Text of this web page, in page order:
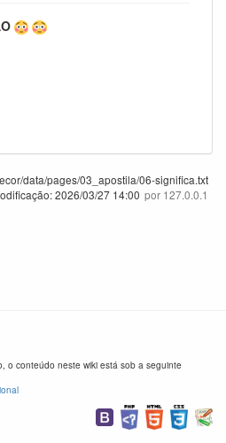
data/pages/03_apostila/06-significa.txt
2026/03/27 14:00 por 127.0.0.1
o conteúdo neste wiki está sob a seguinte